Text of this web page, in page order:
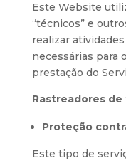
Este Website
“técnicos” e
realizar
necessárias para
prestação do
Rastreadores
Proteção
Este tipo de